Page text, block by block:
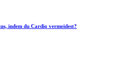
indem du Cardio vermeidest?